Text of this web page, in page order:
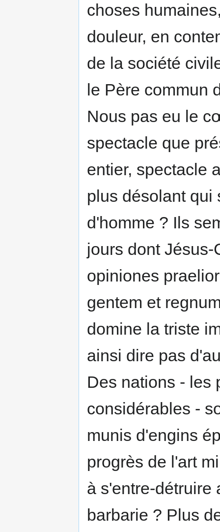
choses
douleur, en
de la société
le Père commun
Nous pas eu le
spectacle que
entier, spectacle
plus désolant qui
d'homme ? Ils
jours dont
opiniones
gentem et
domine la triste
ainsi dire pas
Des nations - les
considérables -
munis d'engins
progrès de l'art
à s'entre-détruire
barbarie ? Plus